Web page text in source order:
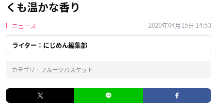
くも温かな香り
ニュース 2020年04月15日 14:53
ライター：にじめん編集部
カテゴリ : フルーツバスケット